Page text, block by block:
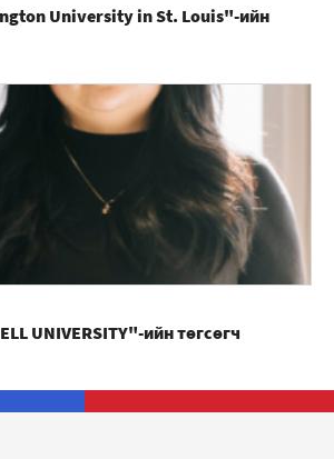
University in St. Louis"-ийн
UNIVERSITY"-ийн төгсөгч